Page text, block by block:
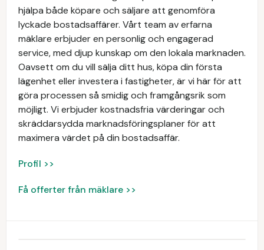
hjälpa både köpare och säljare att genomföra
lyckade bostadsaffärer. Vårt team av erfarna
mäklare erbjuder en personlig och engagerad
service, med djup kunskap om den lokala marknaden.
Oavsett om du vill sälja ditt hus, köpa din första
lägenhet eller investera i fastigheter, är vi här för att
göra processen så smidig och framgångsrik som
möjligt. Vi erbjuder kostnadsfria värderingar och
skräddarsydda marknadsföringsplaner för att
maximera värdet på din bostadsaffär.
Profil >>
Få offerter från mäklare >>